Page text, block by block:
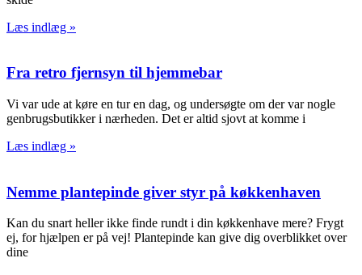
Læs indlæg »
Fra retro fjernsyn til hjemmebar
Vi var ude at køre en tur en dag, og undersøgte om der var nogle
genbrugsbutikker i nærheden. Det er altid sjovt at komme i
Læs indlæg »
Nemme plantepinde giver styr på køkkenhaven
Kan du snart heller ikke finde rundt i din køkkenhave mere? Frygt
ej, for hjælpen er på vej! Plantepinde kan give dig overblikket over
dine